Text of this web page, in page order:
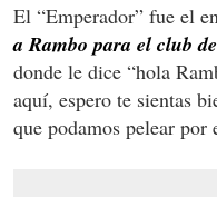
El “Emperador” fue el
a Rambo para el club
donde le dice “hola
aquí, espero te sientas
que podamos pelear por